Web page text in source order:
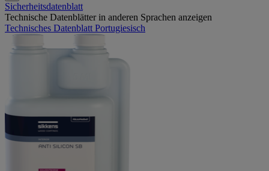
Sicherheitsdatenblatt
Technische Datenblätter in anderen Sprachen anzeigen
Technisches Datenblatt Portugiesisch